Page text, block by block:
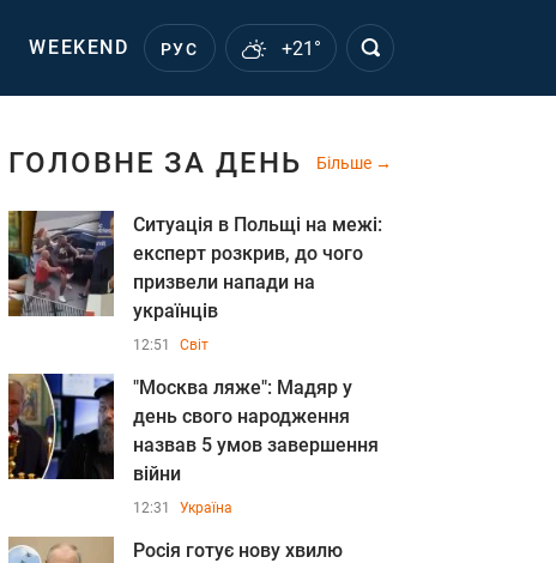
WEEKEND РУС +21°
ГОЛОВНЕ ЗА ДЕНЬ Більше
Ситуація в Польщі на межі:
експерт розкрив, до чого
призвели напади на
українців
12:51 Світ
"Москва ляже": Мадяр у
день свого народження
назвав 5 умов завершення
війни
12:31 Україна
Росія готує нову хвилю